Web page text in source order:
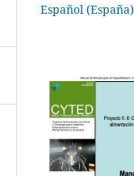
Español (España)